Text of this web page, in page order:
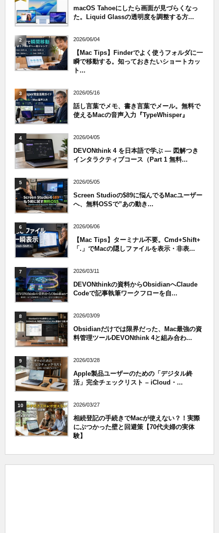
macOS Tahoeにしたら画面が見づらくなっ
た。Liquid Glassの透明度を調整する方...
2 2026/06/04
【Mac Tips】Finderでよく使うフォルダに一
瞬で移動する。知っておきたいショートカッ
ト...
3 2026/05/16
話し言葉でメモ、書き言葉でメール。無料で
使えるMacの音声入力『TypeWhisper』
4 2026/04/05
DEVONthink 4 を日本語で学ぶ — 図解つき
インタラクティブコース（Part 1 無料...
5 2026/05/05
Screen Studioの$89に悩んでるMacユーザー
へ、無料OSSで”あの動き...
6 2026/06/06
【Mac Tips】ターミナル不要。Cmd+Shift+
「.」でMacの隠しファイルを表示・非表...
7 2026/03/11
DEVONthinkの資料からObsidianへClaude
Codeで記事執筆ワークフローを自...
8 2026/03/09
Obsidianだけでは限界だった、Mac最強の資
料管理ツールDEVONthink 4と組み合わ...
9 2026/03/28
Apple製品ユーザーのための「デジタル終
活」完全チェックリスト – iCloud・...
10 2026/03/27
相続登記の手続きでMacが使えない？！実際
にぶつかった壁と回避策【70代夫婦の実体
験】